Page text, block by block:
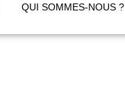
QUI SOMMES-NOUS ?